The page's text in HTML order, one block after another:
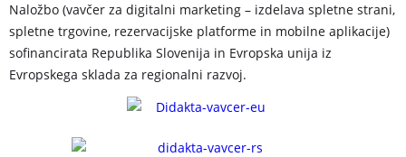
Naložbo (vavčer za digitalni marketing – izdelava spletne strani,
spletne trgovine, rezervacijske platforme in mobilne aplikacije)
sofinancirata Republika Slovenija in Evropska unija iz
Evropskega sklada za regionalni razvoj.